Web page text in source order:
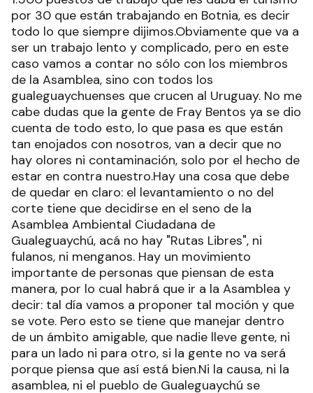
por 30 que están trabajando en Botnia, es decir
todo lo que siempre dijimos.Obviamente que va a
ser un trabajo lento y complicado, pero en este
caso vamos a contar no sólo con los miembros
de la Asamblea, sino con todos los
gualeguaychuenses que crucen al Uruguay. No me
cabe dudas que la gente de Fray Bentos ya se dio
cuenta de todo esto, lo que pasa es que están
tan enojados con nosotros, van a decir que no
hay olores ni contaminación, solo por el hecho de
estar en contra nuestro.Hay una cosa que debe
de quedar en claro: el levantamiento o no del
corte tiene que decidirse en el seno de la
Asamblea Ambiental Ciudadana de
Gualeguaychú, acá no hay "Rutas Libres", ni
fulanos, ni menganos. Hay un movimiento
importante de personas que piensan de esta
manera, por lo cual habrá que ir a la Asamblea y
decir: tal día vamos a proponer tal moción y que
se vote. Pero esto se tiene que manejar dentro
de un ámbito amigable, que nadie lleve gente, ni
para un lado ni para otro, si la gente no va será
porque piensa que así está bien.Ni la causa, ni la
asamblea, ni el pueblo de Gualeguaychú se